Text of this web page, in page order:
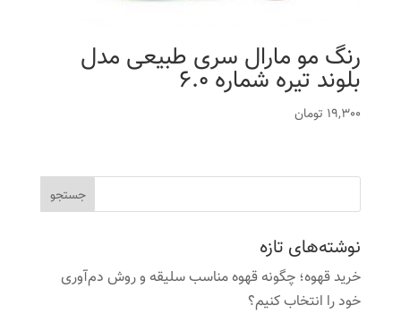
رنگ مو مارال سری طبیعی مدل
بلوند تیره شماره 6.0
19,300 تومان
نوشته‌های تازه
خرید قهوه؛ چگونه قهوه مناسب سلیقه و روش دم‌آوری
خود را انتخاب کنیم؟